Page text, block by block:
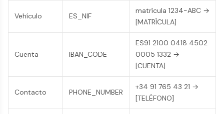
Vehículo ES_NIF
matrícula 1234-ABC →
[MATRÍCULA]
Cuenta IBAN_CODE
ES91 2100 0418 4502
0005 1332 →
[CUENTA]
Contacto PHONE_NUMBER
+34 91 765 43 21 →
[TELÉFONO]